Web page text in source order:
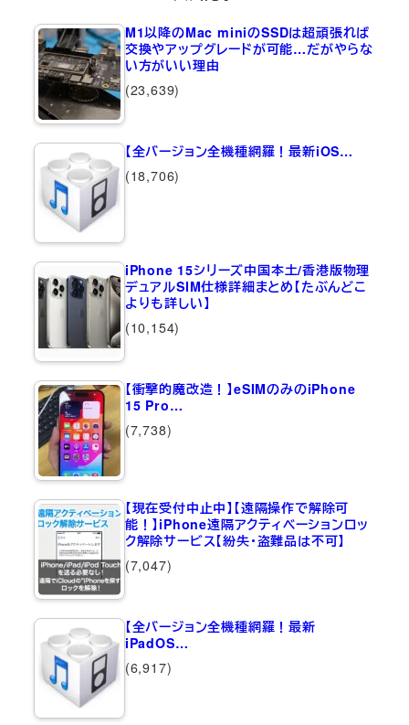
M1以降のMac miniのSSDは超頑張れば
交換やアップグレードが可能…だがやらな
い方がいい理由
(23,639)
【全バージョン全機種網羅！最新iOS…
(18,706)
iPhone 15シリーズ中国本土/香港版物理
デュアルSIM仕様詳細まとめ【たぶんどこ
よりも詳しい】
(10,154)
【衝撃的魔改造！】eSIMのみのiPhone
15 Pro…
(7,738)
【現在受付中止中】【遠隔操作で解除可
能！】iPhone遠隔アクティベーションロッ
ク解除サービス【紛失・盗難品は不可】
(7,047)
【全バージョン全機種網羅！最新
iPadOS…
(6,917)